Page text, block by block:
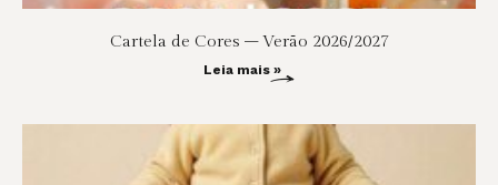
Cartela de Cores – Verão 2026/2027
Leia mais »